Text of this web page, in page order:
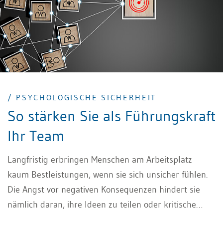
/ PSYCHOLOGISCHE SICHERHEIT
So stärken Sie als Führungskraft
Ihr Team
Langfristig erbringen Menschen am Arbeitsplatz
kaum Bestleistungen, wenn sie sich unsicher fühlen.
Die Angst vor negativen Konsequenzen hindert sie
nämlich daran, ihre Ideen zu teilen oder kritische